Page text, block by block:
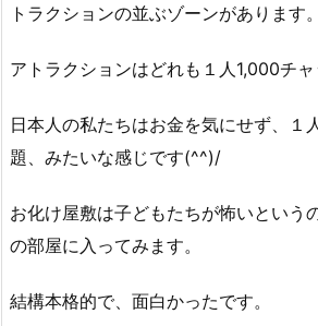
トラクションの並ぶゾーンがあります。
アトラクションはどれも１人1,000チ
日本人の私たちはお金を気にせず、１
題、みたいな感じです(^^)/
お化け屋敷は子どもたちが怖いという
の部屋に入ってみます。
結構本格的で、面白かったです。